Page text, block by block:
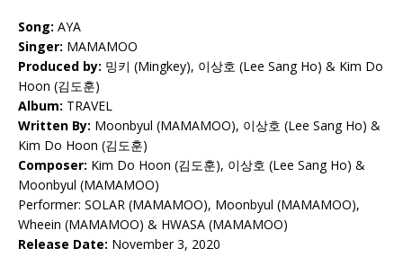
Song: AYA
Singer: MAMAMOO
Produced by: 밍키 (Mingkey), 이상호 (Lee Sang Ho) & Kim Do
Hoon (김도훈)
Album: TRAVEL
Written By: Moonbyul (MAMAMOO), 이상호 (Lee Sang Ho) &
Kim Do Hoon (김도훈)
Composer: Kim Do Hoon (김도훈), 이상호 (Lee Sang Ho) &
Moonbyul (MAMAMOO)
Performer: SOLAR (MAMAMOO), Moonbyul (MAMAMOO),
Wheein (MAMAMOO) & HWASA (MAMAMOO)
Release Date: November 3, 2020